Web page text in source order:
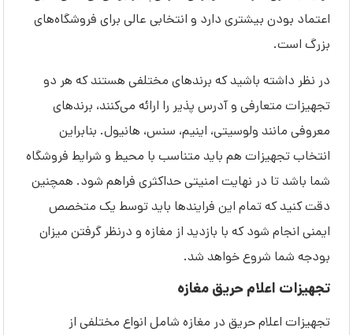
اعتماد بودن بیشتری دارد و انتخابی عالی برای فروشگاه‌های
بزرگ است.
در نظر داشته باشید که برندهای مختلفی هستند که هر دو
تجهیزات متعارفی و آدرس پذیر را ارائه می‌کنند، برندهای
معروفی مانند ولوسیتی، اینیم، سنس، هانیول. بنابراین
انتخاب تجهیزات هم باید متناسب با محیط و شرایط فروشگاه
شما باشد تا در نهایت امنیتی حداکثری فراهم شود. همچنین
دقت کنید که تمام این فرایندها باید توسط یک متخصص
ایمنی انجام شود که با بازدید از مغازه و درنظر گرفتن میزان
بودجه شما شروع خواهد شد.
تجهیزات اعلام حریق مغازه
تجهیزات اعلام حریق در مغازه شامل انواع مختلفی از